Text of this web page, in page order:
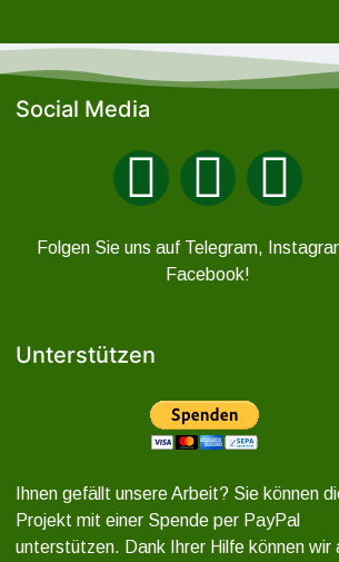
Social Media
Folgen Sie uns auf Telegram,
Facebook!
Unterstützen
Ihnen gefällt unsere Arbeit? Sie können
Projekt mit einer Spende per PayPal
unterstützen. Dank Ihrer Hilfe können wir